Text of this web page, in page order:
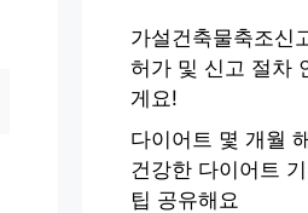
가설건축물축조신
허가 및 신고 절차
게요!
다이어트 몇 개월
건강한 다이어트
팁 공유해요